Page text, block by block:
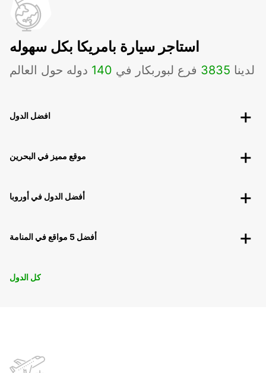
استاجر سيارة بامريكا بكل سهوله
لدينا 3835 فرع لبوربكار في 140 دوله حول العالم
افضل الدول
موقع مميز في البحرين
أفضل الدول في أوروبا
أفضل 5 مواقع في المنامة
كل الدول